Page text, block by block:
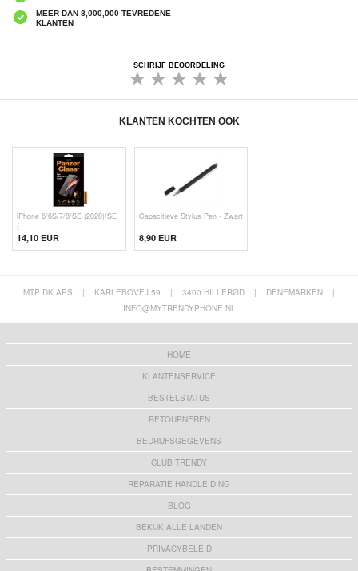
MEER DAN 8,000,000 TEVREDENE
KLANTEN
SCHRIJF BEOORDELING
KLANTEN KOCHTEN OOK
iPhone 6/6S/7/8/SE (2020)/SE
(
14,10 EUR
Capacitieve Stylus Pen - Zwart
8,90 EUR
MTP DK APS | KARLEBOVEJ 59 | 3400 HILLERØD | DENEMARKEN
|
INFO@MYTRENDYPHONE.NL
HOME
KLANTENSERVICE
BESTELSTATUS
RETOURNEREN
BEDRIJFSGEGEVENS
CLUB TRENDY
REPARATIE HANDLEIDING
BLOG
BEKIJK ALLE LANDEN
PRIVACYBELEID